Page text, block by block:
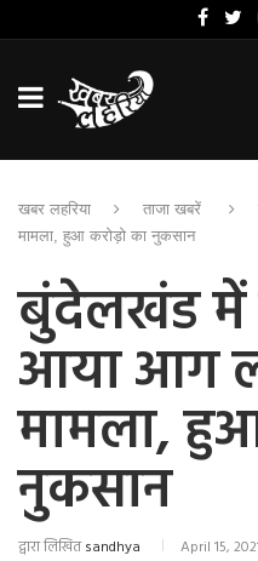
खबर लहरिया ताजा खबरें
मामला, हुआ करोड़ो का नुकसान
बुंदेलखंड में
आया आग
मामला,
नुकसान
द्वारा लिखितsandhya April 15,